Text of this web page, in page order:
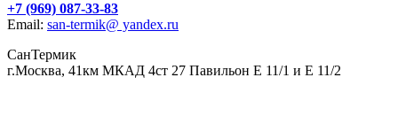
+7 (969) 087-33-83
Email: san-termik@ yandex.ru
СанТермик
г.Москва, 41км МКАД 4ст 27 Павильон Е 11/1 и Е 11/2